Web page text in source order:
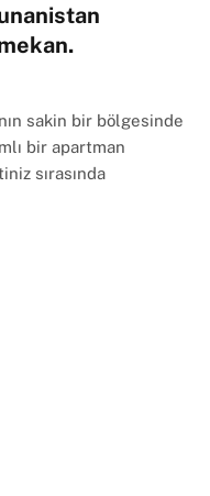
sakin bir bölgesinde
bir apartman
sırasında